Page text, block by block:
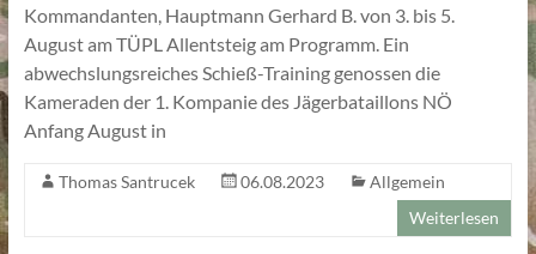
Kommandanten, Hauptmann Gerhard B. von 3. bis 5.
August am TÜPL Allentsteig am Programm. Ein
abwechslungsreiches Schieß-Training genossen die
Kameraden der 1. Kompanie des Jägerbataillons NÖ
Anfang August in
Thomas Santrucek 06.08.2023
Allgemein
Weiterlesen